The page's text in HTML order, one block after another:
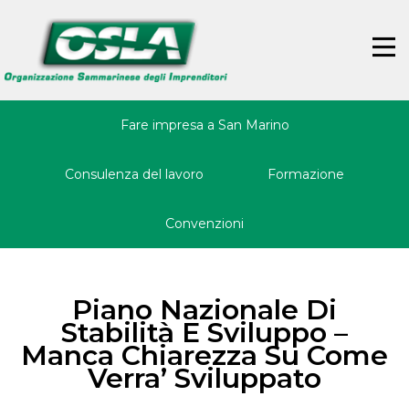
navigation
☰
Fare impresa a San Marino
Consulenza del lavoro Formazione
Convenzioni
Piano Nazionale Di
Stabilità E Sviluppo –
Manca Chiarezza Su Come
Verra’ Sviluppato